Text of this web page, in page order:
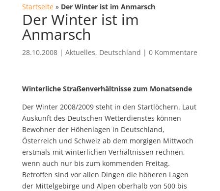
Startseite» Der Winter ist im Anmarsch
Der Winter ist im
Anmarsch
28.10.2008| Aktuelles, Deutschland | 0 Kommentare
Winterliche Straßenverhältnisse zum Monatsende
Der Winter 2008/2009 steht in den Startlöchern. Laut
Auskunft des Deutschen Wetterdienstes können
Bewohner der Höhenlagen in Deutschland,
Österreich und Schweiz ab dem morgigen Mittwoch
erstmals mit winterlichen Verhältnissen rechnen,
wenn auch nur bis zum kommenden Freitag.
Betroffen sind vor allen Dingen die höheren Lagen
der Mittelgebirge und Alpen oberhalb von 500 bis